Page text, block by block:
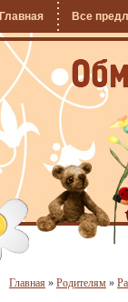
Главная Все
Главная » Родителям »